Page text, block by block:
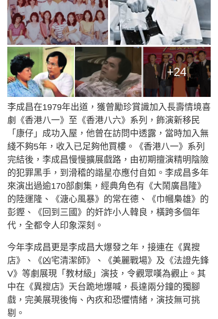
+24
李成昌在1979年出道，獲曾勵珍賞識加入長壽情境喜
劇《香港八一》至《香港八六》系列，飾演新移民
「康仔」成功入屋，他曾在訪問中透露，當時加入無
綫不夠5年，收入已足夠他買樓。《香港八一》系列
完結後，李成昌慢慢擴展戲路，由初期擅演精明陰險
的犯罪黑手，到滑稽的諧星亦應付自如。李成昌多年
來演出過逾170部劇集，經典角色有《大鬧廣昌隆》
的陸運隆、《溏心風暴》的常在德、《巾幗梟雄》的
彭鏗、《回到三國》的奸詐小人韓良，橫跨多個年
代，全都令人印象深刻。
今年李成昌更是李成昌大爆發之年，接連在《異搜
店》、《凶宅清潔師》、《美麗戰場》及《法證先鋒
V》等劇展現「教材級」演技，令觀眾嘆為觀止。其
中在《異搜店》天台跪地爆喊，長達兩分鐘的獨腳
戲，完美展現後悔、內疚和恐懼情緒，演技無可挑
剔。